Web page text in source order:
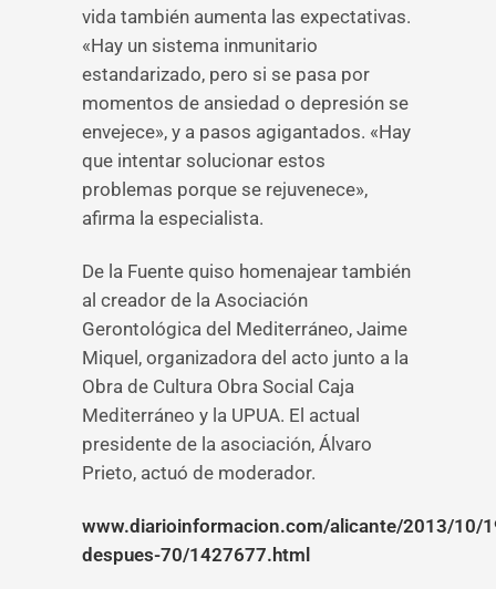
vida también aumenta las expectativas.
«Hay un sistema inmunitario
estandarizado, pero si se pasa por
momentos de ansiedad o depresión se
envejece», y a pasos agigantados. «Hay
que intentar solucionar estos
problemas porque se rejuvenece»,
afirma la especialista.
De la Fuente quiso homenajear también
al creador de la Asociación
Gerontológica del Mediterráneo, Jaime
Miquel, organizadora del acto junto a la
Obra de Cultura Obra Social Caja
Mediterráneo y la UPUA. El actual
presidente de la asociación, Álvaro
Prieto, actuó de moderador.
www.diarioinformacion.com/alicante/2013/10/
despues-70/1427677.html